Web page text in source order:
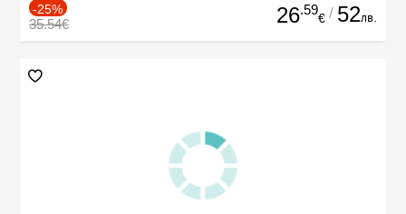
-25%
35.54€ 26.59
€ / 52лв.